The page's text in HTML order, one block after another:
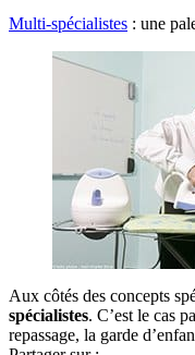
Multi-spécialistes : une
Aux côtés des concepts
spécialistes. C’est le cas
repassage, la garde